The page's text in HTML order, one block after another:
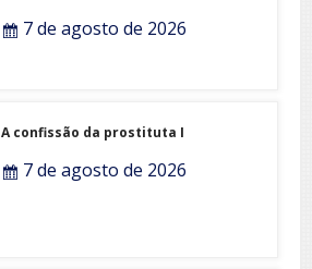
7 de agosto de 2026
A confissão da prostituta I
7 de agosto de 2026